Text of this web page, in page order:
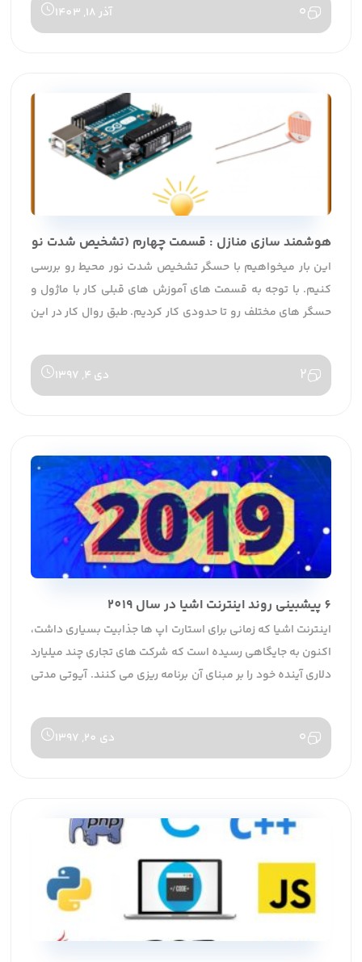
0 آذر 18, 1403
هوشمند سازی منازل : قسمت چهارم (تشخیص شدت نور)
این بار میخواهیم با حسگر تشخیص شدت نور محیط رو بررسی
کنیم. با توجه به قسمت های آموزش های قبلی کار با ماژول و
حسگر های مختلف رو تا حدودی کار کردیم. طبق روال کار در این
می کنیم.به طور کلی معمولا از این […]
2 دی 4, 1397
6 پیشبینی روند اینترنت اشیا در سال 2019
اینترنت اشیا که زمانی برای استارت اپ ها جذابیت بسیاری داشت،
اکنون به جایگاهی رسیده است که شرکت های تجاری چند میلیارد
دلاری آینده خود را بر مبنای آن برنامه ریزی می کنند. آیوتی مدتی
های عالی در افق و آینده آن دیده شود. در اینجا 6 مورد از
مهمترین آنها بیان خواهد شد.
0 دی 20, 1397